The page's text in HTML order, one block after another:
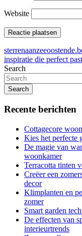
Website
inspiratie die perfect
Search
Search
Recente berichten
Cottagecore
Kies het perfecte
De magie van
woonkamer
Terracotta tinten
Creëer een
decor
Klimplanten en
zomer
Smart garden
De effecten van
interieurtrends